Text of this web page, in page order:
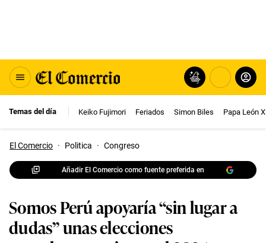
Temas del día Keiko Fujimori Feriados Simon Biles Papa León
El Comercio · Politica · Congreso
Añadir El Comercio como fuente preferida en
Somos Perú apoyaría “sin lugar a
dudas” unas elecciones